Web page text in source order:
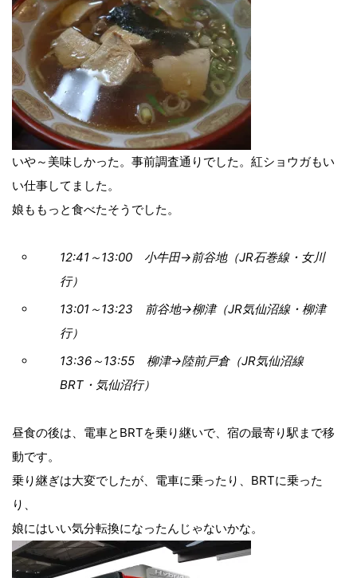
いや～美味しかった。事前調査通りでした。紅ショウガもい
い仕事してました。
娘ももっと食べたそうでした。
12:41～13:00 小牛田→前谷地（JR石巻線・女川
行）
13:01～13:23 前谷地→柳津（JR気仙沼線・柳津
行）
13:36～13:55 柳津→陸前戸倉（JR気仙沼線
BRT・気仙沼行）
昼食の後は、電車とBRTを乗り継いで、宿の最寄り駅まで移
動です。
乗り継ぎは大変でしたが、電車に乗ったり、BRTに乗った
り、
娘にはいい気分転換になったんじゃないかな。